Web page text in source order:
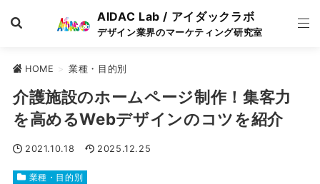
AIDAC Lab / アイダックラボ
デザイン業界のマーケティング研究室
HOME > 業種・目的別
介護施設のホームページ制作！集客力
を高めるWebデザインのコツを紹介
2021.10.18 2025.12.25
業種・目的別